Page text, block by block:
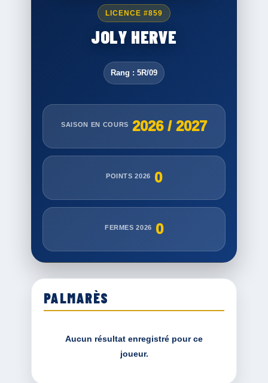
LICENCE #859
JOLY HERVE
Rang : 5R/09
SAISON EN COURS 2026 / 2027
POINTS 2026 0
FERMES 2026 0
PALMARÈS
Aucun résultat enregistré pour ce
joueur.